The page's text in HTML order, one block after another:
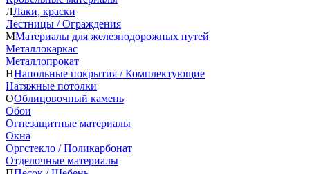
ЛЛаки, краски
Лестницы / Ограждения
ММатериалы для железнодорожных путей
Металлокаркас
Металлопрокат
ННапольные покрытия / Комплектующие
Натяжные потолки
ООблицовочный камень
Обои
Огнезащитные материалы
Окна
Оргстекло / Поликарбонат
Отделочные материалы